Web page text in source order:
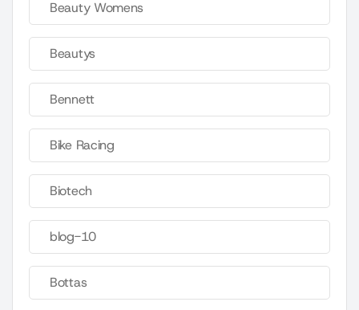
Beauty Womens
Beautys
Bennett
Bike Racing
Biotech
blog-10
Bottas